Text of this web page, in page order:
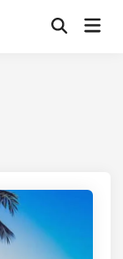
OpenMain